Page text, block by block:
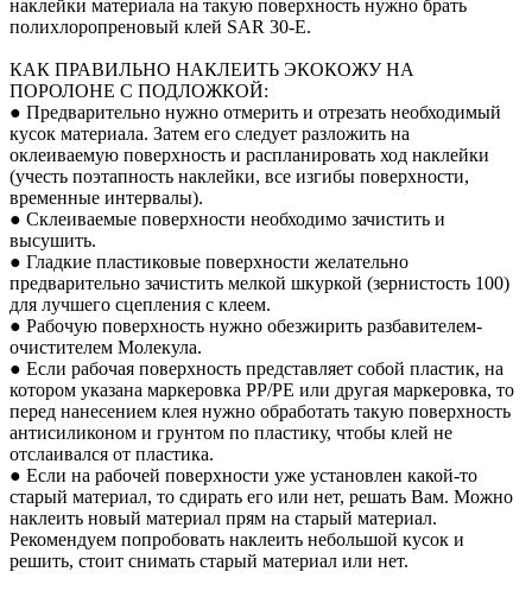
наклейки материала на такую поверхность нужно брать
полихлоропреновый клей SAR 30-E.
КАК ПРАВИЛЬНО НАКЛЕИТЬ ЭКОКОЖУ НА
ПОРОЛОНЕ С ПОДЛОЖКОЙ:
● Предварительно нужно отмерить и отрезать необходимый
кусок материала. Затем его следует разложить на
оклеиваемую поверхность и распланировать ход наклейки
(учесть поэтапность наклейки, все изгибы поверхности,
временные интервалы).
● Склеиваемые поверхности необходимо зачистить и
высушить.
● Гладкие пластиковые поверхности желательно
предварительно зачистить мелкой шкуркой (зернистость 100)
для лучшего сцепления с клеем.
● Рабочую поверхность нужно обезжирить разбавителем-
очистителем Молекула.
● Если рабочая поверхность представляет собой пластик, на
котором указана маркеровка PP/PE или другая маркеровка, то
перед нанесением клея нужно обработать такую поверхность
антисиликоном и грунтом по пластику, чтобы клей не
отслаивался от пластика.
● Если на рабочей поверхности уже установлен какой-то
старый материал, то сдирать его или нет, решать Вам. Можно
наклеить новый материал прям на старый материал.
Рекомендуем попробовать наклеить небольшой кусок и
решить, стоит снимать старый материал или нет.